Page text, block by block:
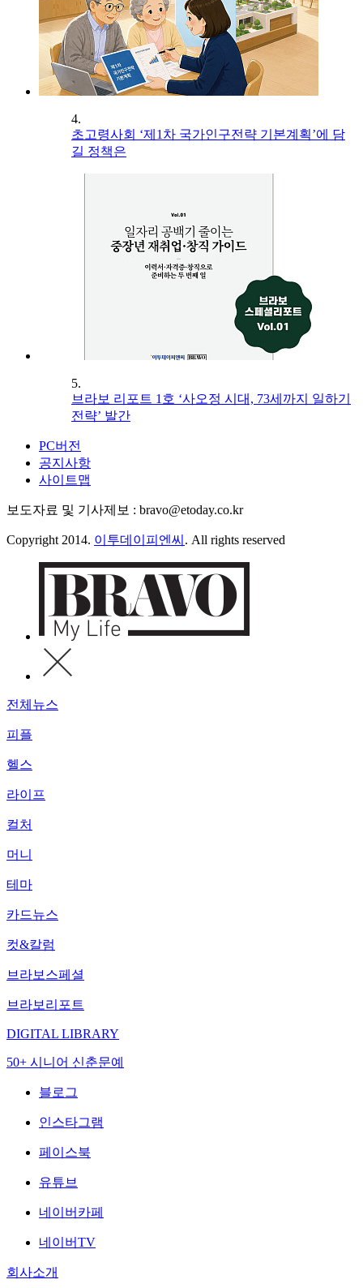
4.
초고령사회 ‘제1차 국가인구전략 기본계획’에 담
길 정책은
5.
브라보 리포트 1호 ‘사오정 시대, 73세까지 일하기
전략’ 발간
PC버전
공지사항
사이트맵
보도자료 및 기사제보 : bravo@etoday.co.kr
Copyright 2014. 이투데이피엔씨 . All rights reserved
전체뉴스
피플
헬스
라이프
컬처
머니
테마
카드뉴스
컷&칼럼
브라보스페셜
브라보리포트
DIGITAL LIBRARY
50+ 시니어 신춘문예
블로그
인스타그램
페이스북
유튜브
네이버카페
네이버TV
회사소개